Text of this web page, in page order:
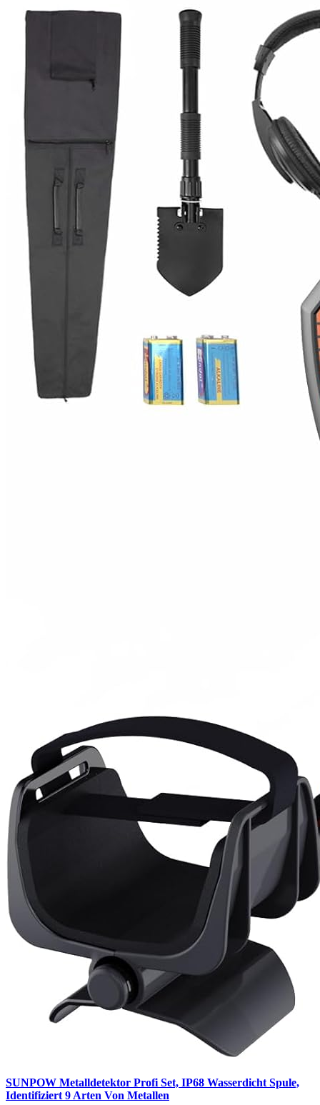
SUNPOW Metalldetektor Profi Set, IP68 Wasserdicht Spule,
Identifiziert 9 Arten Von Metallen